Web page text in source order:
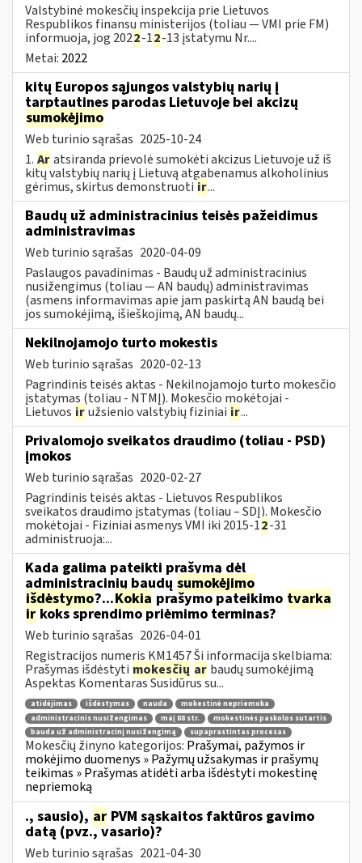
Valstybinė mokesčių inspekcija prie Lietuvos
Respublikos finansų ministerijos (toliau — VMI prie FM)
informuoja, jog 2022-12-13 įstatymu Nr....
Metai: 2022
kitų Europos sąjungos valstybių narių į
tarptautines parodas Lietuvoje bei akcizų
sumokėjimo
Web turinio sąrašas 2025-10-24
1. Aratsiranda prievolė sumokėti akcizus Lietuvoje už iš
kitų valstybių narių į Lietuvą atgabenamus alkoholinius
gėrimus, skirtus demonstruoti ir...
Baudų už administracinius teisės pažeidimus
administravimas
Web turinio sąrašas 2020-04-09
Paslaugos pavadinimas - Baudų už administracinius
nusižengimus (toliau — AN baudų) administravimas
(asmens informavimas apie jam paskirtą AN baudą bei
jos sumokėjimą, išieškojimą, AN baudų...
Nekilnojamojo turto mokestis
Web turinio sąrašas 2020-02-13
Pagrindinis teisės aktas - Nekilnojamojo turto mokesčio
įstatymas (toliau - NTMĮ). Mokesčio mokėtojai -
Lietuvos iružsienio valstybių fiziniai ir...
Privalomojo sveikatos draudimo (toliau - PSD)
įmokos
Web turinio sąrašas 2020-02-27
Pagrindinis teisės aktas - Lietuvos Respublikos
sveikatos draudimo įstatymas (toliau – SDĮ). Mokesčio
mokėtojai - Fiziniai asmenys VMI iki 2015-12-31
administruoja:...
Kada galima pateikti prašymą dėl
administracinių baudų sumokėjimo
išdėstymo?...Kokia prašymo pateikimo tvarka
irkoks sprendimo priėmimo terminas?
Web turinio sąrašas 2026-04-01
Registracijos numeris KM1457 Ši informacija skelbiama:
Prašymas išdėstyti mokesčių ar baudų sumokėjimą
Aspektas Komentaras Susidūrus su...
atidėjimas išdėstymas nauda
mokestinė nepriemoka
administracinis nusižengimas
maį 88 str.
mokestinės paskolos sutartis
bauda už administracinį nusižengimą
supaprastintas procesas
Mokesčių žinyno kategorijos: Prašymai, pažymos ir
mokėjimo duomenys » Pažymų užsakymas ir prašymų
teikimas » Prašymas atidėti arba išdėstyti mokestinę
nepriemoką
., sausio), ar PVM sąskaitos faktūros gavimo
datą (pvz., vasario)?
Web turinio sąrašas 2021-04-30